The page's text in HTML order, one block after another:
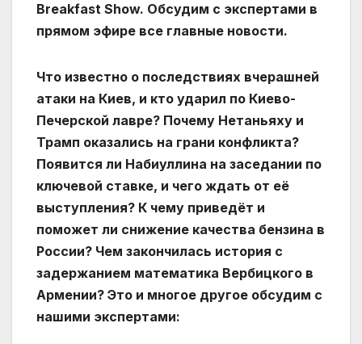
Breakfast Show. Обсудим с экспертами в
прямом эфире все главные новости.
Что известно о последствиях вчерашней
атаки на Киев, и кто ударил по Киево-
Печерской лавре? Почему Нетаньяху и
Трамп оказались на грани конфликта?
Появится ли Набиуллина на заседании по
ключевой ставке, и чего ждать от её
выступления? К чему приведёт и
поможет ли снижение качества бензина в
России? Чем закончилась история с
задержанием математика Вербицкого в
Армении? Это и многое другое обсудим с
нашими экспертами: